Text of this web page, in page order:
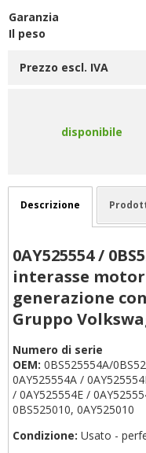
Garanzia
Il peso
Prezzo escl. IVA
disponibile
Descrizione
0AY525554 /
interasse
generazione
Gruppo
Numero di serie
OEM: 0BS525554A/
0AY525554A /
/ 0AY525554E /
0BS525010, 0AY525010
Condizione: Usato -